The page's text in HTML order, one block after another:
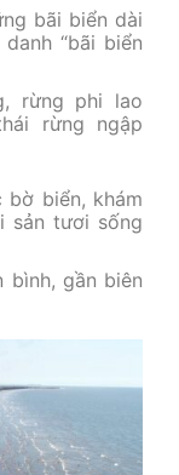
bãi biển dài
“bãi biển
rừng phi lao
rừng ngập
bờ biển, khám
sản tươi sống
bình, gần biên